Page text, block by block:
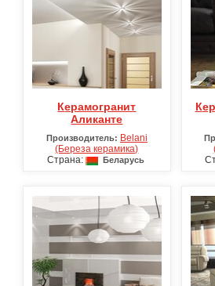
Керамогранит
Аликанте
Производитель: Belani
(Береза керамика)
Страна:
Беларусь
Керамогранит Альфа